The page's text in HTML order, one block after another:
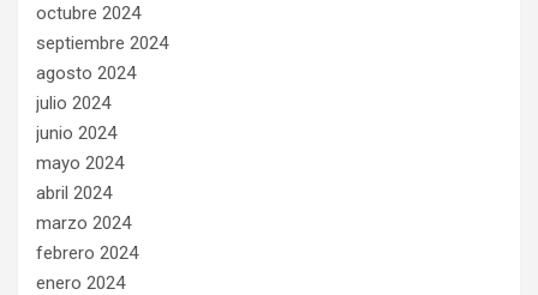
octubre 2024
septiembre 2024
agosto 2024
julio 2024
junio 2024
mayo 2024
abril 2024
marzo 2024
febrero 2024
enero 2024